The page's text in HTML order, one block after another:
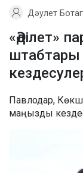
Дәулет
«Әділет»
штабтары
Павлодар,
маңызды